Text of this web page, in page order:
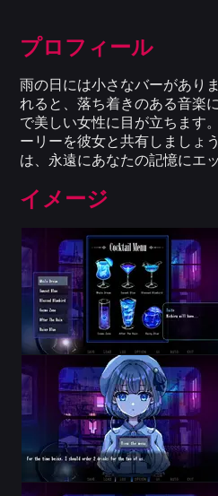
プロフィール
雨の日には小さなバーがあり
れると、落ち着きのある音楽
で美しい女性に目が立ちます
ーリーを彼女と共有しましょ
は、永遠にあなたの記憶にエ
イメージ